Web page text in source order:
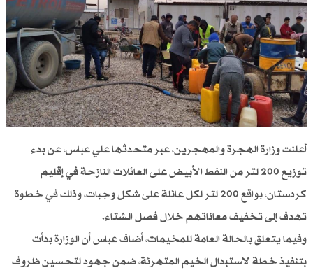
أعلنت وزارة الهجرة والمهجرين، عبر متحدثها علي عباس، عن بدء
توزيع 200 لتر من النفط الأبيض على العائلات النازحة في إقليم
كردستان، بواقع 200 لتر لكل عائلة على شكل وجبات، وذلك في خطوة
تهدف إلى تخفيف معاناتهم خلال فصل الشتاء.
وفيما يتعلق بالحالة العامة للمخيمات، أضاف عباس أن الوزارة بدأت
بتنفيذ خطة لاستبدال الخيم المتهرئة، ضمن جهود لتحسين ظروف